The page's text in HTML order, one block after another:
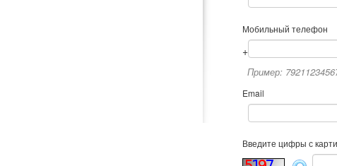
Мобильный телефон
+
Пример:
Email
Введите цифры с